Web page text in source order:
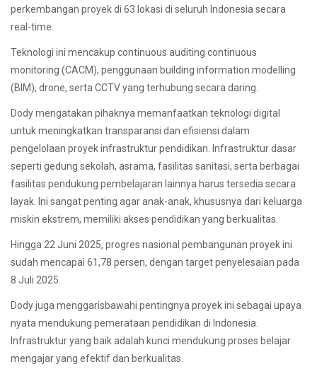
perkembangan proyek di 63 lokasi di seluruh Indonesia secara
real-time.
Teknologi ini mencakup continuous auditing continuous
monitoring (CACM), penggunaan building information modelling
(BIM), drone, serta CCTV yang terhubung secara daring.
Dody mengatakan pihaknya memanfaatkan teknologi digital
untuk meningkatkan transparansi dan efisiensi dalam
pengelolaan proyek infrastruktur pendidikan. Infrastruktur dasar
seperti gedung sekolah, asrama, fasilitas sanitasi, serta berbagai
fasilitas pendukung pembelajaran lainnya harus tersedia secara
layak. Ini sangat penting agar anak-anak, khususnya dari keluarga
miskin ekstrem, memiliki akses pendidikan yang berkualitas.
Hingga 22 Juni 2025, progres nasional pembangunan proyek ini
sudah mencapai 61,78 persen, dengan target penyelesaian pada
8 Juli 2025.
Dody juga menggarisbawahi pentingnya proyek ini sebagai upaya
nyata mendukung pemerataan pendidikan di Indonesia.
Infrastruktur yang baik adalah kunci mendukung proses belajar
mengajar yang efektif dan berkualitas.